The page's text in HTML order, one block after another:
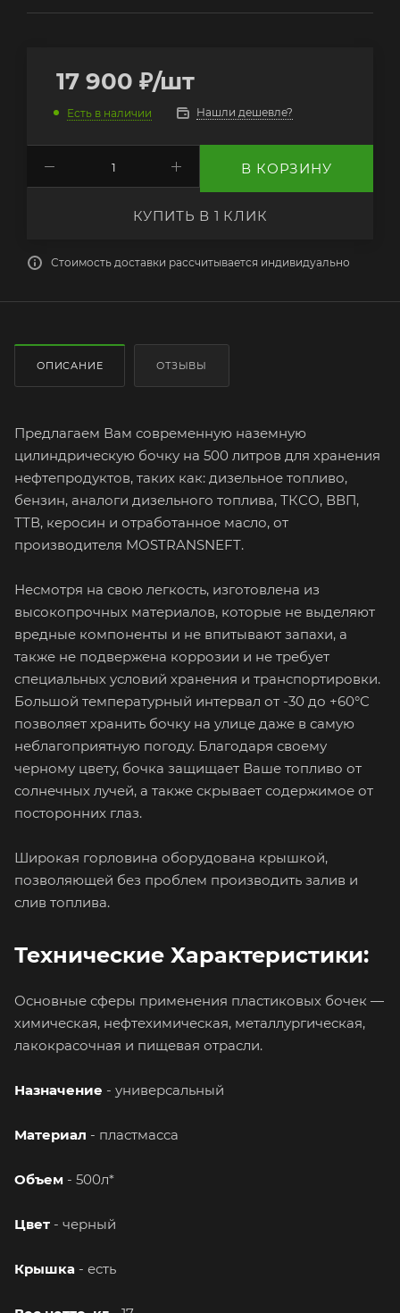
17 900 ₽/шт
Есть в наличии Нашли дешевле?
В КОРЗИНУ
КУПИТЬ В 1 КЛИК
Стоимость доставки рассчитывается индивидуально
ОПИСАНИЕ ОТЗЫВЫ
Предлагаем Вам современную наземную
цилиндрическую бочку на 500 литров для хранения
нефтепродуктов, таких как: дизельное топливо,
бензин, аналоги дизельного топлива, ТКСО, ВВП,
ТТВ, керосин и отработанное масло, от
производителя MOSTRANSNEFT.
Несмотря на свою легкость, изготовлена из
высокопрочных материалов, которые не выделяют
вредные компоненты и не впитывают запахи, а
также не подвержена коррозии и не требует
специальных условий хранения и транспортировки.
Большой температурный интервал от -30 до +60°C
позволяет хранить бочку на улице даже в самую
неблагоприятную погоду. Благодаря своему
черному цвету, бочка защищает Ваше топливо от
солнечных лучей, а также скрывает содержимое от
посторонних глаз.
Широкая горловина оборудована крышкой,
позволяющей без проблем производить залив и
слив топлива.
Технические Характеристики:
Основные сферы применения пластиковых бочек —
химическая, нефтехимическая, металлургическая,
лакокрасочная и пищевая отрасли.
Назначение - универсальный
Материал - пластмасса
Объем - 500л*
Цвет - черный
Крышка - есть